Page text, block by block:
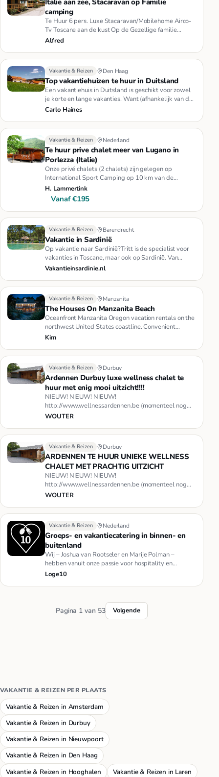
camping
Te Huur 6 pers. Luxe Stacaravan/Mobilehome Airco-
Tv Toscane aan de kust Op de Gezellige familie
Camping Paradisio in Tos…
Alfred
Vakantie & Reizen Den Haag
Top vakantiehuizen te huur in Duitsland
Een vakantiehuis in Duitsland is geschikt voor zowel
je korte en lange vakanties. Want (afhankelijk van de
regio natuurl…
Carlo Haines
Vakantie & Reizen Nederland
Te huur prive chalet meer van Lugano in
Porlezza (Italie)
Onze privé chalets (2 chalets) zijn gelegen op
International Sport Camping op 10 km van de
Zwitserse grens, direct aan h…
H. Lammertink
Vanaf €195
Vakantie & Reizen Barendrecht
Vakantie in Sardinië
Op vakantie naar Sardinië?Tritt is de specialist voor
vakanties in Toscane, maar ook op Sardinië. Van
exclusive villa's …
Vakantieinsardinie.nl
Vakantie & Reizen Manzanita
The Houses On Manzanita Beach
Oceanfront Manzanita Oregon vacation rentals on the
northwest United States coastline. Convenient
locations only steps f…
Kim
Vakantie & Reizen Durbuy
Ardennen Durbuy luxe wellness chalet te
huur met enig mooi uitzicht!!!!
NIEUW! NIEUW! NIEUW!
http://www.wellnessardennen.be (momenteel nog
niet actief) +32/485/452974 Wellness Chalet Roos is
WOUTER
Vakantie & Reizen Durbuy
ARDENNEN TE HUUR UNIEKE WELLNESS
CHALET MET PRACHTIG UITZICHT
NIEUW! NIEUW! NIEUW!
http://www.wellnessardennen.be (momenteel nog
niet actief) +32/485/452974 Wellness Chalet Roos is
WOUTER
Vakantie & Reizen Nederland
Groeps- en vakantiecatering in binnen- en
buitenland
Wij – Joshua van Rootseler en Marije Polman –
hebben vanuit onze passie voor hospitality en
catering Loge10 opgericht.Zo…
Loge10
Pagina 1 van 53 Volgende
VAKANTIE & REIZEN PER PLAATS
Vakantie & Reizen in Amsterdam
Vakantie & Reizen in Durbuy
Vakantie & Reizen in Nieuwpoort
Vakantie & Reizen in Den Haag
Vakantie & Reizen in Hooghalen
Vakantie & Reizen in Laren